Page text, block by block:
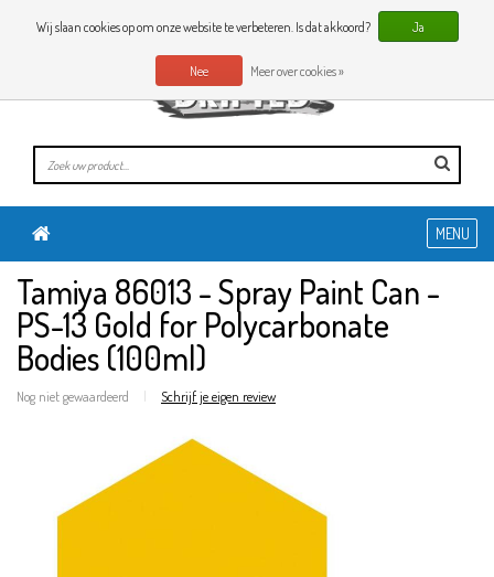
0 Artikelen
NL
MENU
Tamiya 86013 - Spray Paint Can -
PS-13 Gold for Polycarbonate
Bodies (100ml)
Nog niet gewaardeerd | Schrijf je eigen review
Wij slaan cookies op om onze website te verbeteren. Is dat akkoord? Ja
Nee Meer over cookies »